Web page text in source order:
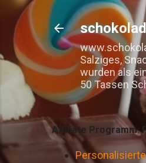
Salziges,
wurden als
50 Tassen
Affiliate Programm: